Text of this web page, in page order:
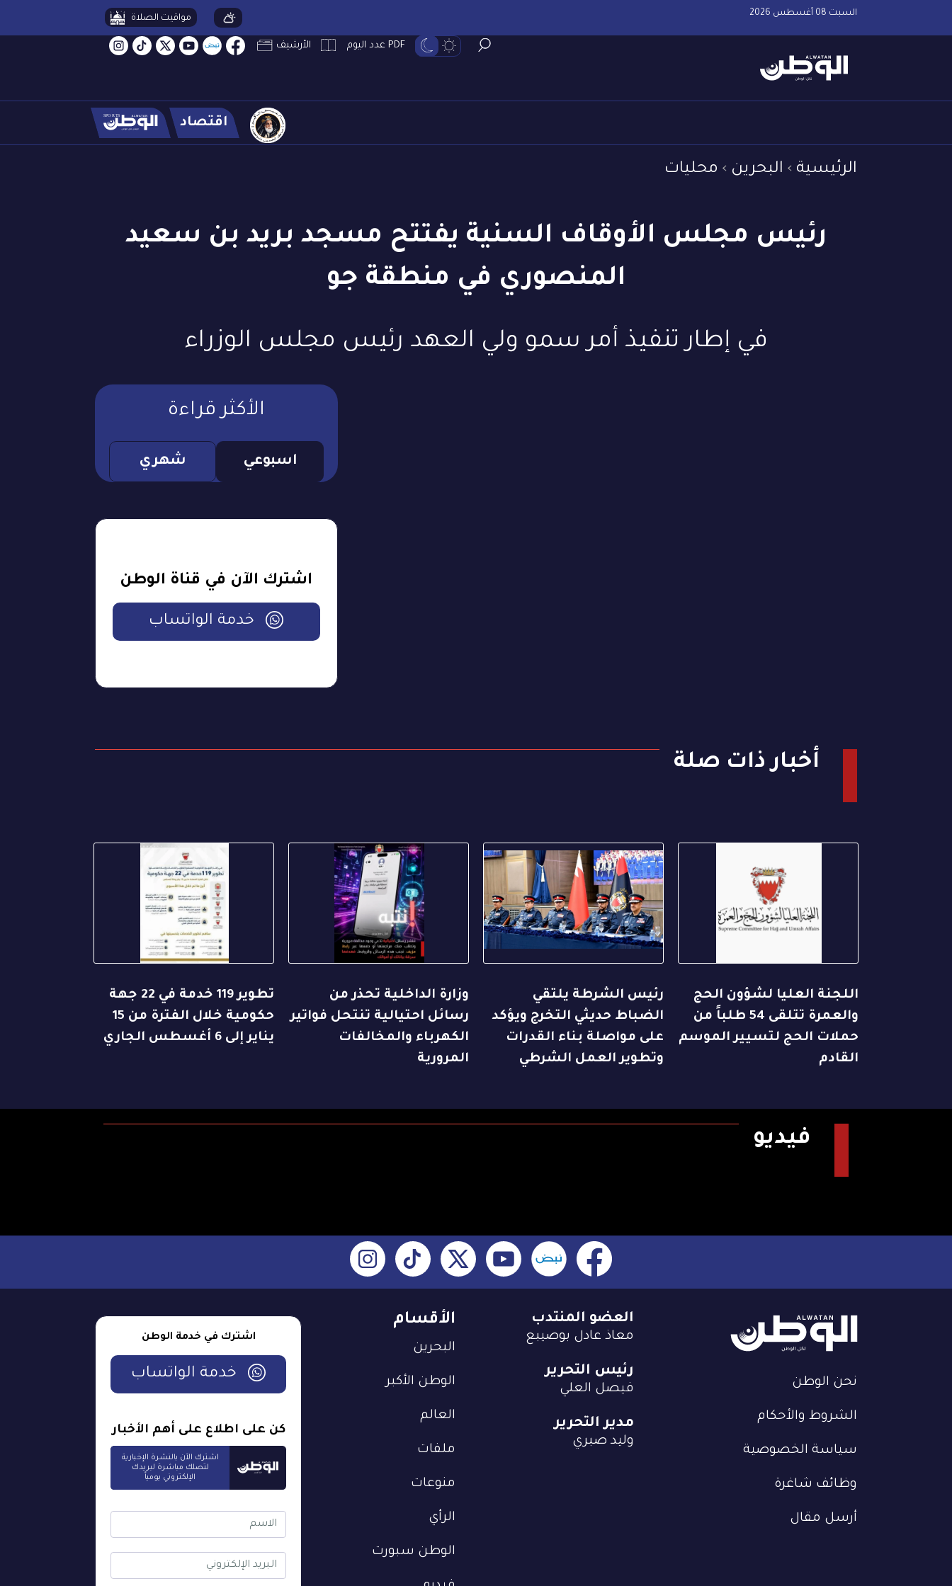
السبت 08 أغسطس 2026 مواقيت الصلاة
PDF عدد اليوم الأرشيف
اقتصاد
الرئيسية البحرين محليات
رئيس مجلس الأوقاف السنية يفتتح مسجد بريد بن سعيد
المنصوري في منطقة جو
في إطار تنفيذ أمر سمو ولي العهد رئيس مجلس الوزراء
الأكثر قراءة
اسبوعي شهري
اشترك الآن في قناة الوطن
خدمة الواتساب
أخبار ذات صلة
اللجنة العليا لشؤون الحج
والعمرة تتلقى 54 طلباً من
حملات الحج لتسيير الموسم
القادم
رئيس الشرطة يلتقي
الضباط حديثي التخرج ويؤكد
على مواصلة بناء القدرات
وتطوير العمل الشرطي
وزارة الداخلية تحذر من
رسائل احتيالية تنتحل فواتير
الكهرباء والمخالفات
المرورية
تطوير 119 خدمة في 22 جهة
حكومية خلال الفترة من 15
يناير إلى 6 أغسطس الجاري
فيديو
نحن الوطن
الشروط والأحكام
سياسة الخصوصية
وظائف شاغرة
أرسل مقال
الأقسام
البحرين
الوطن الأكبر
العالم
ملفات
منوعات
الرأي
الوطن سبورت
العضو المنتدب
معاذ عادل بوصيبع
رئيس التحرير
فيصل العلي
مدير التحرير
وليد صبري
اشترك في خدمة الوطن
خدمة الواتساب
كن على اطلاع على أهم الأخبار
اشترك الآن بالنشرة الإخبارية
لتصلك مباشرة لبريدك
الإلكتروني يومياً